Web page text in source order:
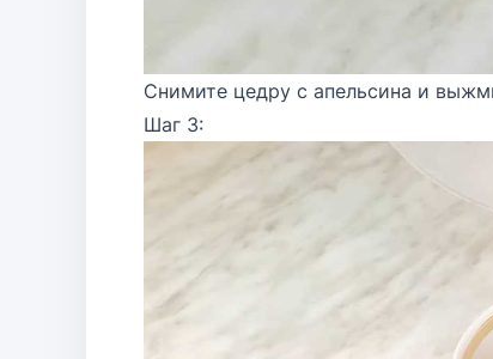
Снимите цедру с апельсина и
Шаг 3: